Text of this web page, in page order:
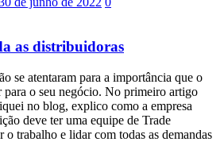
as distribuidoras
se atentaram para a importância que o
o seu negócio. No primeiro artigo
no blog, explico como a empresa
deve ter uma equipe de Trade
trabalho e lidar com todas as demandas